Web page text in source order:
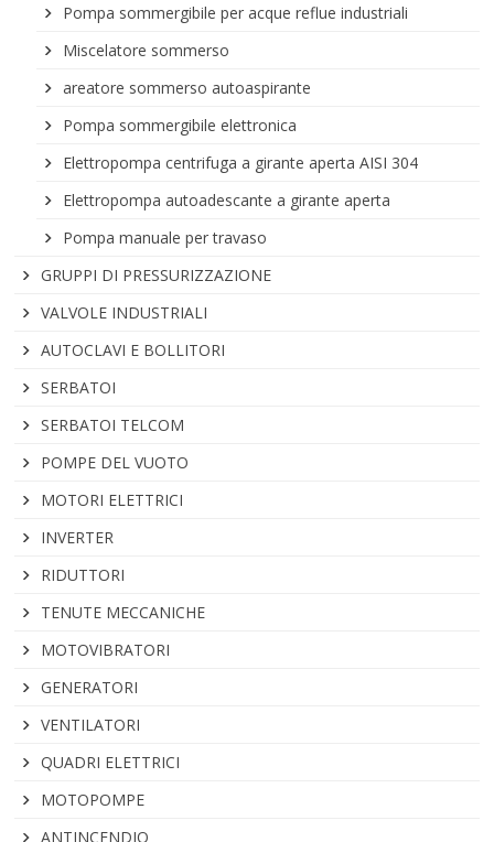
Pompa sommergibile per acque reflue industriali
Miscelatore sommerso
areatore sommerso autoaspirante
Pompa sommergibile elettronica
Elettropompa centrifuga a girante aperta AISI 304
Elettropompa autoadescante a girante aperta
Pompa manuale per travaso
GRUPPI DI PRESSURIZZAZIONE
VALVOLE INDUSTRIALI
AUTOCLAVI E BOLLITORI
SERBATOI
SERBATOI TELCOM
POMPE DEL VUOTO
MOTORI ELETTRICI
INVERTER
RIDUTTORI
TENUTE MECCANICHE
MOTOVIBRATORI
GENERATORI
VENTILATORI
QUADRI ELETTRICI
MOTOPOMPE
ANTINCENDIO